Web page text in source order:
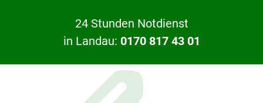
24 Stunden Notdienst
in Landau: 0170 817 43 01